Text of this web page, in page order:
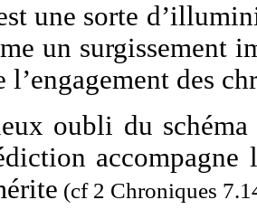
une sorte
un surgissement
l’engagement des
oubli du
accompagne
(cf 2 Chroniques